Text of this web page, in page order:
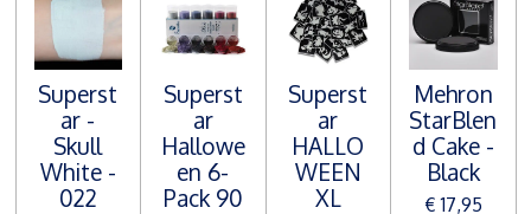
Superst
ar -
Skull
White -
022
Superst
ar
Hallowe
en 6-
Pack 90
Superst
ar
HALLO
WEEN
XL
Mehron
StarBlen
d Cake -
Black
€ 17,95